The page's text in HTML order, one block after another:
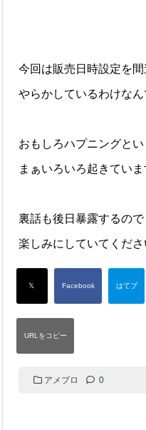
今回は販売日時設定を間
やらかしているわけなん
おもしろハプニングと
まぁいろいろ起きていま
裏話も後日暴露するので
楽しみにしていてくだ
アメブロ 0